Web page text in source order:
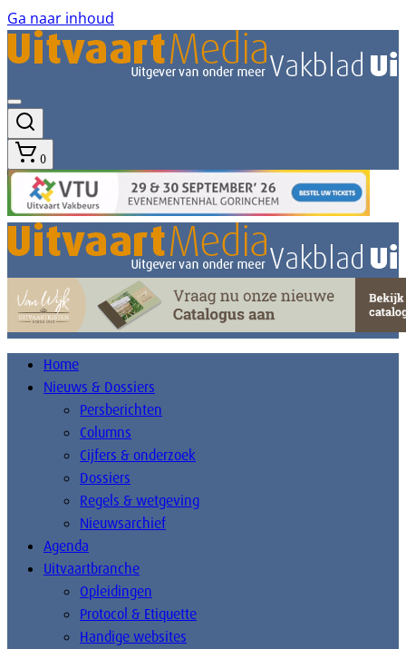
Ga naar inhoud
0
Home
Nieuws & Dossiers
Persberichten
Columns
Cijfers & onderzoek
Dossiers
Regels & wetgeving
Nieuwsarchief
Agenda
Uitvaartbranche
Opleidingen
Protocol & Etiquette
Handige websites